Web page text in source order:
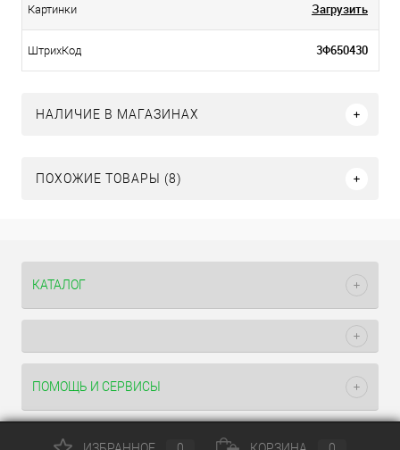
Картинки Загрузить
ШтрихКод 3Ф650430
НАЛИЧИЕ В МАГАЗИНАХ
ПОХОЖИЕ ТОВАРЫ (8)
КАТАЛОГ
ПОМОЩЬ И СЕРВИСЫ